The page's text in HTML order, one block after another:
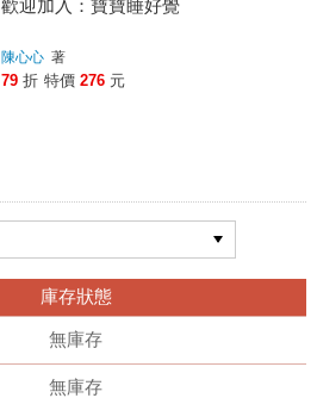
歡迎加入：寶寶睡好覺
陳心心 著
79 折 特價 276 元
庫存狀態
無庫存
無庫存